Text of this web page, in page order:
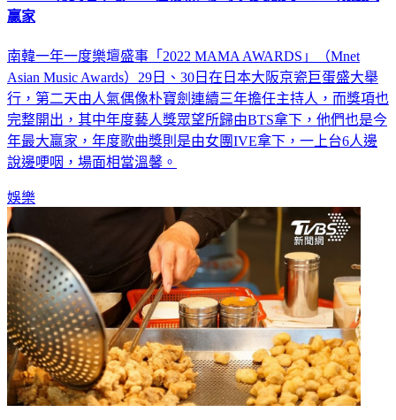
贏家
南韓一年一度樂壇盛事「2022 MAMA AWARDS」（Mnet
Asian Music Awards）29日、30日在日本大阪京瓷巨蛋盛大舉
行，第二天由人氣偶像朴寶劍連續三年擔任主持人，而獎項也
完整開出，其中年度藝人獎眾望所歸由BTS拿下，他們也是今
年最大贏家，年度歌曲獎則是由女團IVE拿下，一上台6人邊
說邊哽咽，場面相當溫馨。
娛樂